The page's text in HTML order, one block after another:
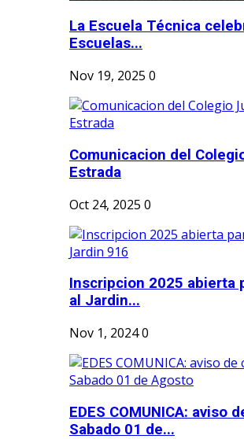
La Escuela Técnica
Escuelas...
Nov 19, 2025 0
Comunicacion del
Estrada
Oct 24, 2025 0
Inscripcion 2025 abierta
al Jardin...
Nov 1, 20240
EDES COMUNICA: aviso
Sabado 01 de...